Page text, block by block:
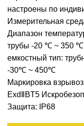
настроены по
Измерительная
Диапазон
трубы -20 ℃ ~ 350
емкостный тип:
-30℃ ~ 450℃
Маркировка
ExdⅡBT5
Защита: IP68